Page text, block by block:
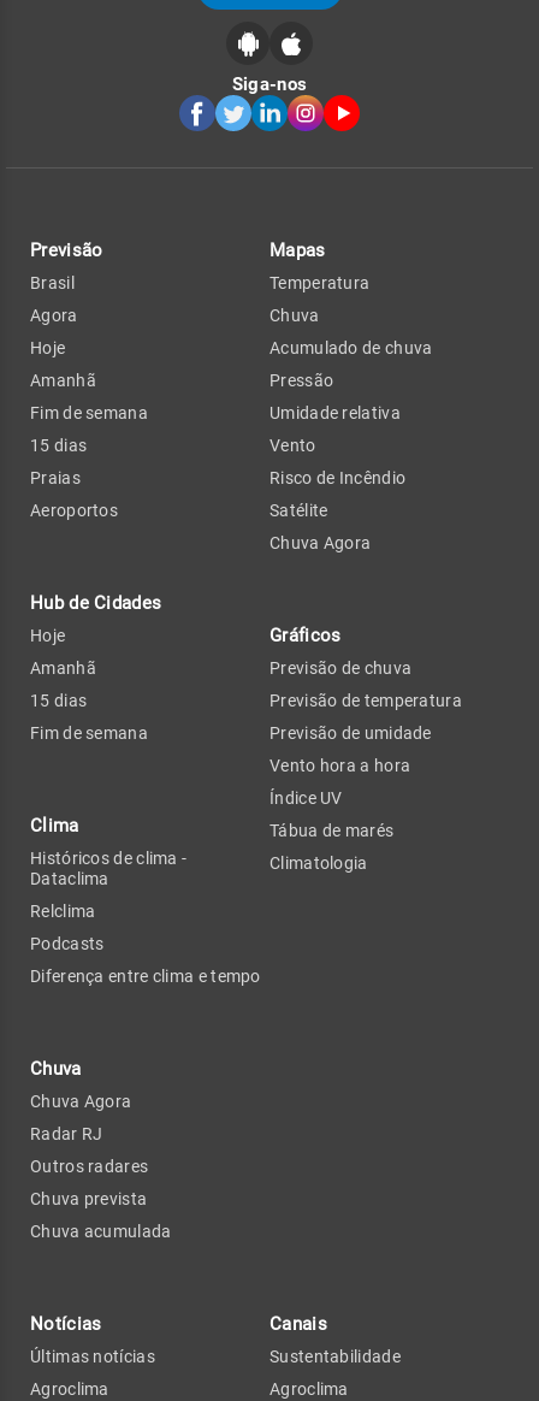
Siga-nos
Previsão
Brasil
Agora
Hoje
Amanhã
Fim de semana
15 dias
Praias
Aeroportos
Hub de Cidades
Hoje
Amanhã
15 dias
Fim de semana
Clima
Históricos de clima -
Dataclima
Relclima
Podcasts
Diferença entre clima e tempo
Chuva
Chuva Agora
Radar RJ
Outros radares
Chuva prevista
Chuva acumulada
Mapas
Temperatura
Chuva
Acumulado de chuva
Pressão
Umidade relativa
Vento
Risco de Incêndio
Satélite
Chuva Agora
Gráficos
Previsão de chuva
Previsão de temperatura
Previsão de umidade
Vento hora a hora
Índice UV
Tábua de marés
Climatologia
Notícias
Últimas notícias
Agroclima
Canais
Sustentabilidade
Agroclima